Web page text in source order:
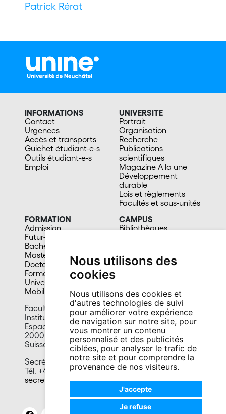
Nous utilisons des
cookies
Nous utilisons des cookies et
d'autres technologies de suivi
pour améliorer votre expérience
de navigation sur notre site, pour
vous montrer un contenu
personnalisé et des publicités
ciblées, pour analyser le trafic de
notre site et pour comprendre la
provenance de nos visiteurs.
J'accepte
Je refuse
Patrick Rérat
INFORMATIONS
Contact
Urgences
Accès et transports
Guichet étudiant-e-s
Outils étudiant-e-s
Emploi
UNIVERSITE
Portrait
Organisation
Recherche
Publications
scientifiques
Magazine A la une
Développement
durable
Lois et règlements
Facultés et sous-unités
FORMATION
Admission
Futur-e étudiant-e
Bachelors
Masters
Doctorat
Formation continue
Université du 3e âge
Mobilité
CAMPUS
Bibliothèques
Santé
Cafétérias
Faculté des lettres et sciences humaines
Institut de géographie
Espace Tilo-Frey 1
2000 Neuchâtel
Suisse
Secrétariat :
Tél. +41 32 718 18 12
secretariat.geographie@unine.ch